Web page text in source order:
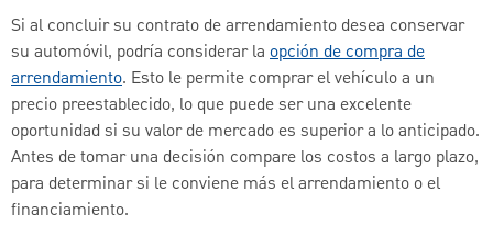
Si al concluir su contrato de arrendamiento desea conservar
su automóvil, podría considerar la opción de compra de
arrendamiento. Esto le permite comprar el vehículo a un
precio preestablecido, lo que puede ser una excelente
oportunidad si su valor de mercado es superior a lo anticipado.
Antes de tomar una decisión compare los costos a largo plazo,
para determinar si le conviene más el arrendamiento o el
financiamiento.